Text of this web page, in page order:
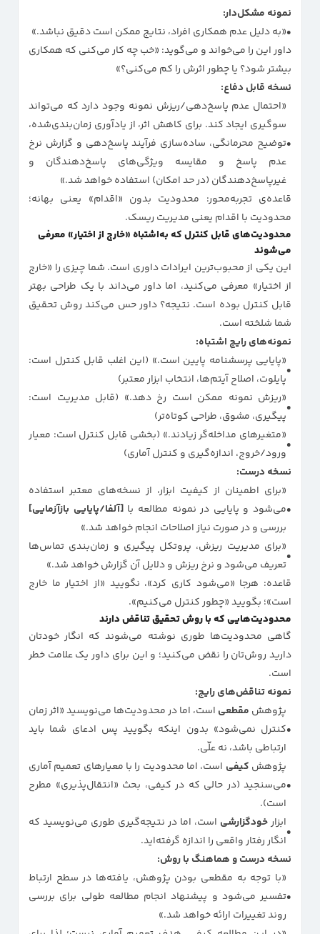
نمونه مشکل‌دار:
«به دلیل عدم همکاری افراد، نتایج ممکن است دقیق نباشد.»
داور این را می‌خواند و می‌گوید: «خب چه کار می‌کنی که همکاری
بیشتر شود؟ یا چطور اثرش را کم می‌کنی؟»
نسخه قابل دفاع:
«احتمال عدم پاسخ‌دهی/ریزش نمونه وجود دارد که می‌تواند
سوگیری ایجاد کند. برای کاهش اثر، از یادآوری زمان‌بندی‌شده،
توضیح محرمانگی، ساده‌سازی فرآیند پاسخ‌دهی و گزارش نرخ
عدم پاسخ و مقایسه ویژگی‌های پاسخ‌دهندگان و
غیرپاسخ‌دهندگان (در حد امکان) استفاده خواهد شد.»
قاعده‌ی تجربه‌محور: محدودیت بدون «اقدام» یعنی بهانه؛
محدودیت با اقدام یعنی مدیریت ریسک.
محدودیت‌های قابل کنترل که به‌اشتباه «خارج از اختیار» معرفی
می‌شوند
این یکی از محبوب‌ترین ایرادات داوری است. شما چیزی را «خارج
از اختیار» معرفی می‌کنید، اما داور می‌داند با یک طراحی بهتر
قابل کنترل بوده است. نتیجه؟ داور حس می‌کند روش تحقیق
شما شلخته است.
نمونه‌های رایجِ اشتباه:
«پایایی پرسشنامه پایین است.» (این اغلب قابل کنترل است:
پایلوت، اصلاح آیتم‌ها، انتخاب ابزار معتبر)
«ریزش نمونه ممکن است رخ دهد.» (قابل مدیریت است:
پیگیری، مشوق، طراحی کوتاه‌تر)
«متغیرهای مداخله‌گر زیادند.» (بخشی قابل کنترل است: معیار
ورود/خروج، اندازه‌گیری و کنترل آماری)
نسخه درست:
«برای اطمینان از کیفیت ابزار، از نسخه‌های معتبر استفاده
می‌شود و پایایی در نمونه مطالعه با[آلفا/پایایی بازآزمایی]
بررسی و در صورت نیاز اصلاحات انجام خواهد شد.»
«برای مدیریت ریزش، پروتکل پیگیری و زمان‌بندی تماس‌ها
تعریف می‌شود و نرخ ریزش و دلایل آن گزارش خواهد شد.»
قاعده: هرجا «می‌شود کاری کرد»، نگویید «از اختیار ما خارج
است»؛ بگویید «چطور کنترل می‌کنیم».
محدودیت‌هایی که با روش تحقیق تناقض دارند
گاهی محدودیت‌ها طوری نوشته می‌شوند که انگار خودتان
دارید روش‌تان را نقض می‌کنید؛ و این برای داور یک علامت خطر
است.
نمونه تناقض‌های رایج:
پژوهش مقطعی است، اما در محدودیت‌ها می‌نویسید «اثر زمان
کنترل نمی‌شود» بدون اینکه بگویید پس ادعای شما باید
ارتباطی باشد، نه علّی.
پژوهش کیفی است، اما محدودیت را با معیارهای تعمیم آماری
می‌سنجید (در حالی که در کیفی، بحث «انتقال‌پذیری» مطرح
است).
ابزارخودگزارشی است، اما در نتیجه‌گیری طوری می‌نویسید که
انگار رفتار واقعی را اندازه گرفته‌اید.
نسخه درست و هماهنگ با روش:
«با توجه به مقطعی بودن پژوهش، یافته‌ها در سطح ارتباط
تفسیر می‌شود و پیشنهاد انجام مطالعه طولی برای بررسی
روند تغییرات ارائه خواهد شد.»